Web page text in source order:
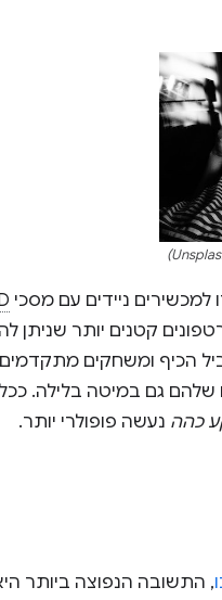
קטנים יותר שניתן
הכיף ומשחקים
שלהם גם במיטה בלילה.
כהה נעשה פופולרי יותר.
, התשובה הנפוצה ביותר